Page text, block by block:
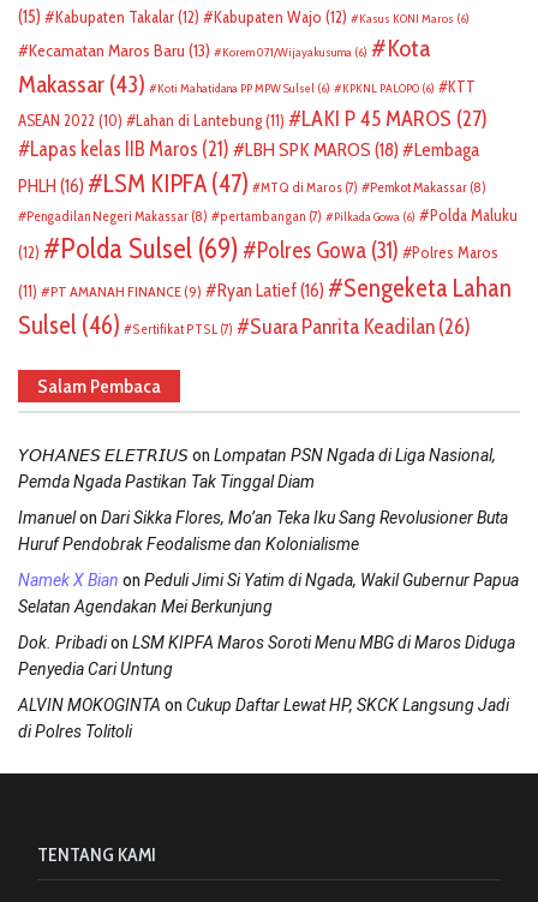
(15)
Kabupaten Takalar(12) Kabupaten Wajo (12) Kasus KONI Maros (6)
Kecamatan Maros Baru (13) Korem 071/Wijayakusuma (6)
Kota
Makassar (43) Koti Mahatidana PP MPW Sulsel (6) KPKNL PALOPO (6)
KTT
ASEAN 2022 (10) Lahan di Lantebung(11) LAKI P 45 MAROS (27)
Lapas kelas IIB Maros (21) LBH SPK MAROS (18)
Lembaga
PHLH (16) LSM KIPFA (47) MTQ di Maros (7) Pemkot Makassar (8)
Pengadilan Negeri Makassar (8) pertambangan (7) Pilkada Gowa (6)
Polda Maluku
(12)
Polda Sulsel (69) Polres Gowa (31)
Polres Maros
(11)
PT AMANAH FINANCE(9) Ryan Latief(16)
Sengeketa Lahan
Sulsel (46) Sertifikat PTSL (7) Suara Panrita Keadilan(26)
Salam Pembaca
𝘠𝘖𝘏𝘈𝘕𝘌𝘚 𝘌𝘓𝘌𝘛𝘙𝘐𝘜𝘚on Lompatan PSN Ngada di Liga Nasional,
Pemda Ngada Pastikan Tak Tinggal Diam
Imanuelon Dari Sikka Flores, Mo’an Teka Iku Sang Revolusioner Buta
Huruf Pendobrak Feodalisme dan Kolonialisme
Namek X Bian on Peduli Jimi Si Yatim di Ngada, Wakil Gubernur Papua
Selatan Agendakan Mei Berkunjung
Dok. Pribadion LSM KIPFA Maros Soroti Menu MBG di Maros Diduga
Penyedia Cari Untung
ALVIN MOKOGINTA on Cukup Daftar Lewat HP, SKCK Langsung Jadi
di Polres Tolitoli
TENTANG KAMI